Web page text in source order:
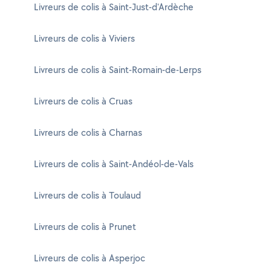
Livreurs de colis à Saint-Just-d'Ardèche
Livreurs de colis à Viviers
Livreurs de colis à Saint-Romain-de-Lerps
Livreurs de colis à Cruas
Livreurs de colis à Charnas
Livreurs de colis à Saint-Andéol-de-Vals
Livreurs de colis à Toulaud
Livreurs de colis à Prunet
Livreurs de colis à Asperjoc